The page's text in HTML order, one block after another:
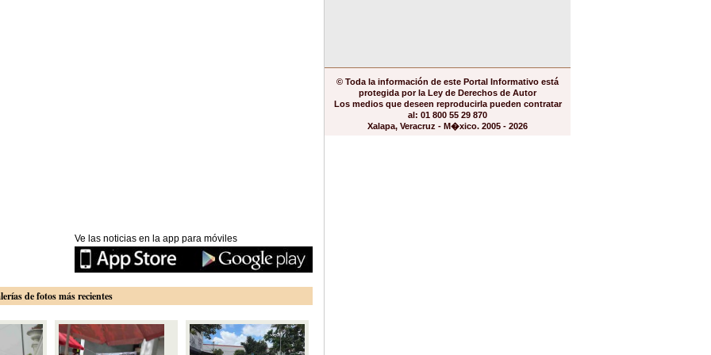
Ve las noticias en la app para móviles
de fotos más recientes
© Toda la información de este Portal Informativo está
protegida por la Ley de Derechos de Autor
Los medios que deseen reproducirla pueden contratar
al: 01 800 55 29 870
Xalapa, Veracruz - M�xico. 2005 - 2026